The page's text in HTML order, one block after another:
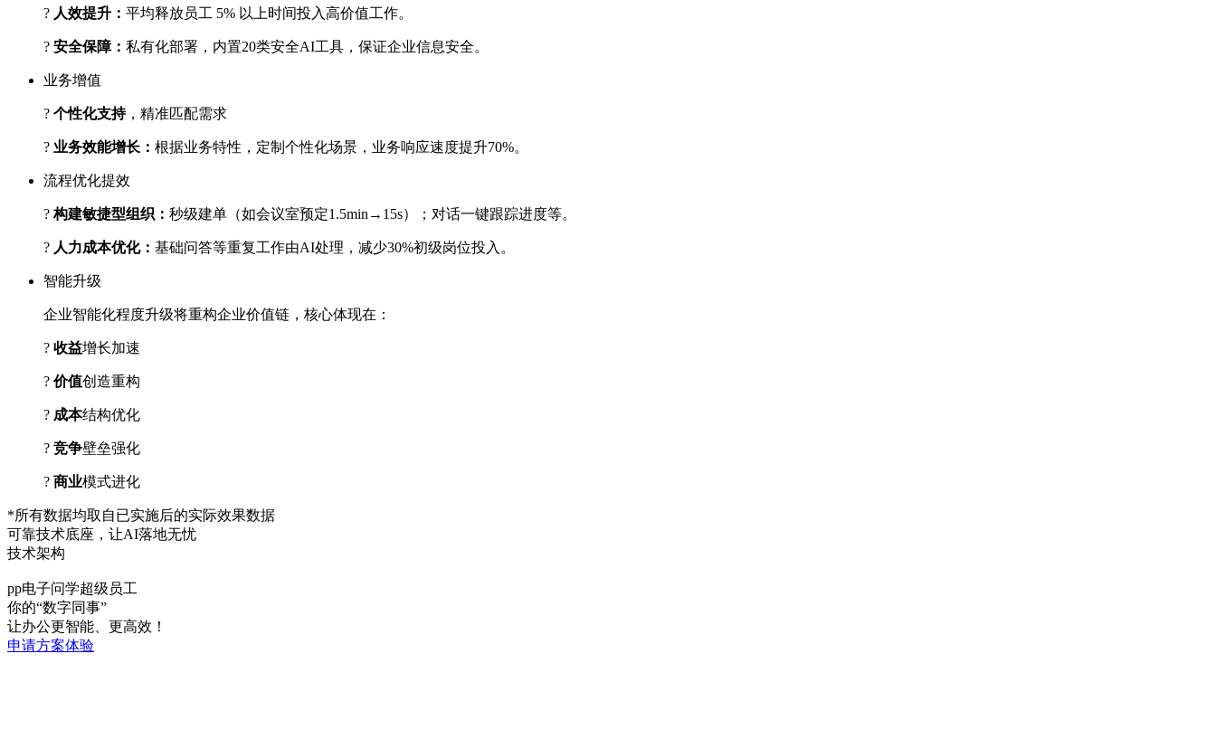
? 人效提升： 平均释放员工 5% 以上时间投入高价值工作。
? 安全保障： 私有化部署，内置20类安全AI工具，保证企业信息安全。
业务增值
? 个性化支持，精准匹配需求
? 业务效能增长： 根据业务特性，定制个性化场景，业务响应速度提升70%。
流程优化提效
?构建敏捷型组织： 秒级建单（如会议室预定1.5min→15s）；对话一键跟踪进度等。
? 人力成本优化： 基础问答等重复工作由AI处理，减少30%初级岗位投入。
智能升级
企业智能化程度升级将重构企业价值链，核心体现在：
? 收益增长加速
? 价值创造重构
? 成本结构优化
? 竞争壁垒强化
? 商业模式进化
*所有数据均取自已实施后的实际效果数据
可靠技术底座，让AI落地无忧
技术架构
pp电子问学超级员工
你的“数字同事”
让办公更智能、更高效！
申请方案体验